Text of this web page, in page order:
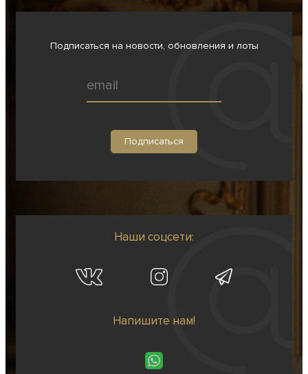
Подписаться на новости, обновления и лоты
Наши соцсети:
Напишите нам!